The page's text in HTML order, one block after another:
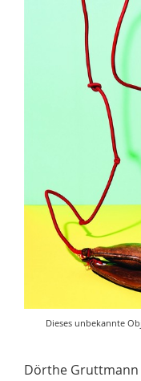
Dieses unbekannte
Dörthe Gruttmann